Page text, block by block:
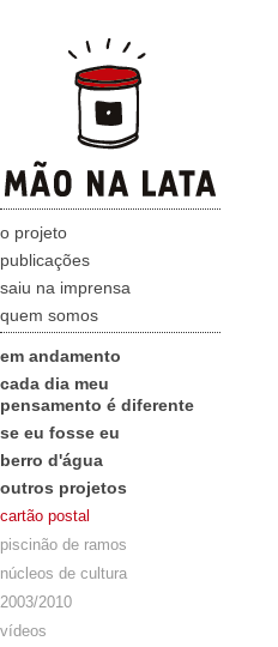
o projeto
publicações
saiu na imprensa
quem somos
em andamento
cada dia meu
pensamento é diferente
se eu fosse eu
berro d'água
outros projetos
cartão postal
piscinão de ramos
núcleos de cultura
2003/2010
vídeos